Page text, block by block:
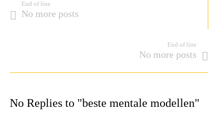
End of line
No more posts
End of line
No more posts
No Replies to "beste mentale modellen"